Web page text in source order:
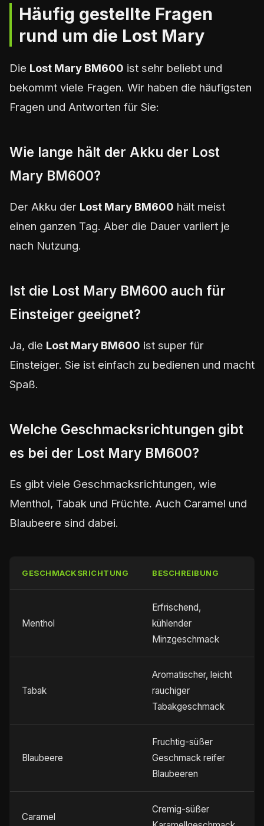
Häufig gestellte Fragen
rund um die Lost Mary
Die Lost Mary BM600 ist sehr beliebt und
bekommt viele Fragen. Wir haben die häufigsten
Fragen und Antworten für Sie:
Wie lange hält der Akku der Lost
Mary BM600?
Der Akku der Lost Mary BM600 hält meist
einen ganzen Tag. Aber die Dauer variiert je
nach Nutzung.
Ist die Lost Mary BM600 auch für
Einsteiger geeignet?
Ja, die Lost Mary BM600 ist super für
Einsteiger. Sie ist einfach zu bedienen und macht
Spaß.
Welche Geschmacksrichtungen gibt
es bei der Lost Mary BM600?
Es gibt viele Geschmacksrichtungen, wie
Menthol, Tabak und Früchte. Auch Caramel und
Blaubeere sind dabei.
GESCHMACKSRICHTUNG BESCHREIBUNG
Menthol
Erfrischend,
kühlender
Minzgeschmack
Tabak
Aromatischer, leicht
rauchiger
Tabakgeschmack
Blaubeere
Fruchtig-süßer
Geschmack reifer
Blaubeeren
Caramel
Cremig-süßer